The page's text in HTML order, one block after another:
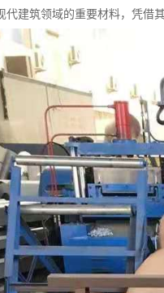
代建筑领域的重要材料，凭借